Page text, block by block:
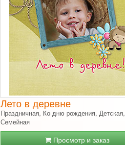
Лето в деревне
Праздничная, Ко дню рождения, Детская,
Семейная
Просмотр и заказ